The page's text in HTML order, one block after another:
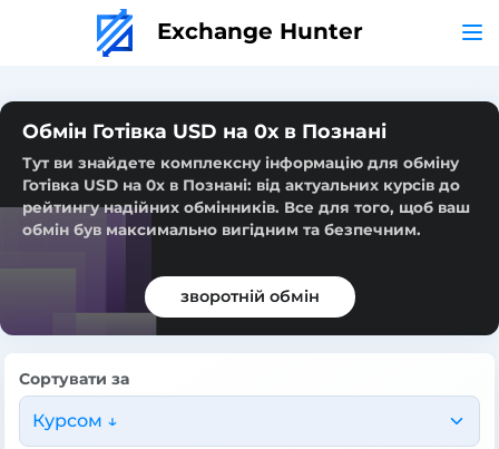
Exchange Hunter
Обмін Готівка USD на 0x в Познані
Тут ви знайдете комплексну інформацію для обміну
Готівка USD на 0x в Познані: від актуальних курсів до
рейтингу надійних обмінників. Все для того, щоб ваш
обмін був максимально вигідним та безпечним.
зворотній обмін
Сортувати за
Курсом ↓